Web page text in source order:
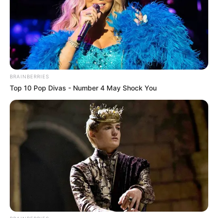
Kategóriák
Friss hírek
Művészek
Természet
Információ
BRAINBERRIES
Top 10 Pop Divas - Number 4 May Shock You